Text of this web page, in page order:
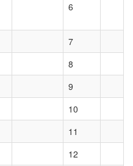
6
7
8
9
10
11
12